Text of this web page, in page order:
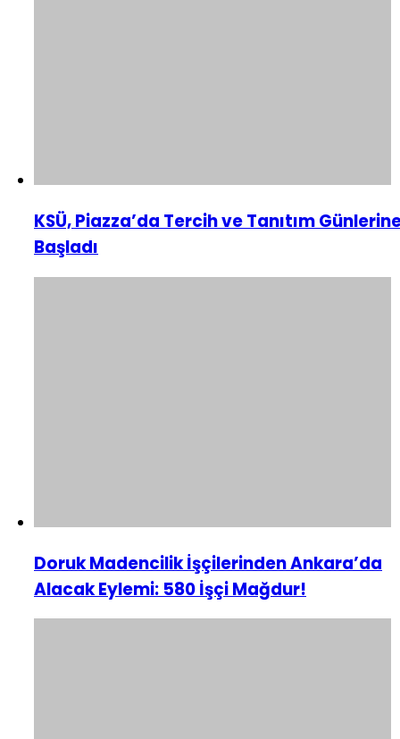
KSÜ, Piazza’da Tercih ve Tanıtım
Başladı
Doruk Madencilik İşçilerinden Ankara’da
Alacak Eylemi: 580 İşçi Mağdur!